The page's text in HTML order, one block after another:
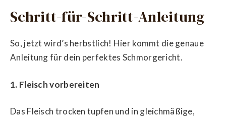
Schritt-für-Schritt-Anleitung
So, jetzt wird’s herbstlich! Hier kommt die genaue
Anleitung für dein perfektes Schmorgericht.
1. Fleisch vorbereiten
Das Fleisch trocken tupfen und in gleichmäßige,